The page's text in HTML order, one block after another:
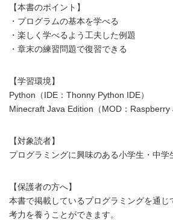
【本書のポイント】
・プログラムの基本を学べる
・楽しく学べるよう工夫した例題
・章末の練習問題で復習できる
【学習環境】
Python（IDE：Thonny Python IDE）
Minecraft Java Edition（MOD：Raspberry
【対象読者】
プログラミングに興味のある小学生・中学
【保護者の方へ】
本書で掲載しているプログラミングを通じ
考力を養うことができます。